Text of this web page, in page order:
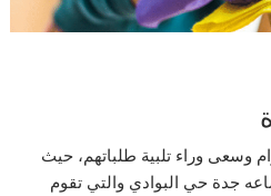
وسعى وراء تلبية طلباتهم، حيث
جدة حي البوادي والتي تقوم